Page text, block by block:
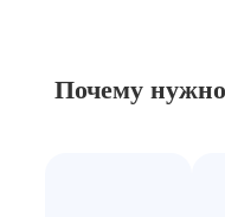
Почему